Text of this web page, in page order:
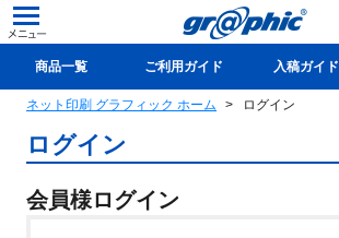
商品一覧 ご利用ガイド 入稿ガイド
新規会員登録(無料)
ネット印刷 グラフィック ホーム ログイン
ログイン
会員様ログイン